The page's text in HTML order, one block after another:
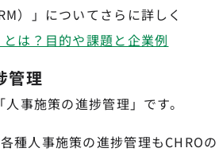
）」についてさらに詳しく
は？目的や課題と企業例
管理
事施策の進捗管理」です。
種人事施策の進捗管理もCHROの